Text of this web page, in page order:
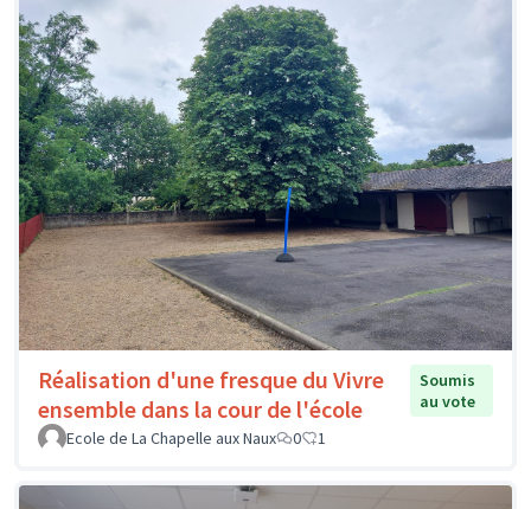
Réalisation d'une fresque du Vivre
ensemble dans la cour de l'école
Soumis
au vote
Ecole de La Chapelle aux Naux
0 1